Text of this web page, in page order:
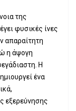
της
φυσικές ίνες
απαραίτητη
η άψογη
Η
ένα
εξερεύνησης